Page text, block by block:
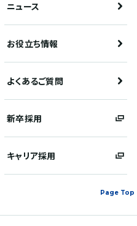
ニュース
お役立ち情報
よくあるご質問
新卒採用
キャリア採用
Page Top